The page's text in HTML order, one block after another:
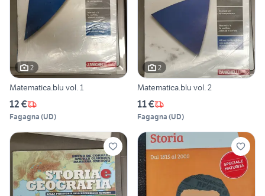
2
Matematica.blu vol. 1
12 €
Fagagna (UD)
2
Matematica.blu vol. 2
11 €
Fagagna (UD)